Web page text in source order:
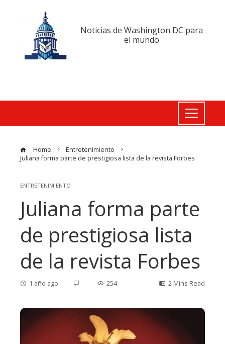
Noticias de Washington DC para
el mundo
Home
Entretenimiento
Juliana forma parte de prestigiosa lista de la revista Forbes
ENTRETENIMIENTO
Juliana forma parte
de prestigiosa lista
de la revista Forbes
1 año ago 254 2 Mins Read